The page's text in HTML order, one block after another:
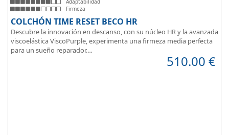
Adaptabilidad
Firmeza
COLCHÓN TIME RESET BECO HR
Descubre la innovación en descanso, con su núcleo HR y la avanzada
viscoelástica ViscoPurple, experimenta una firmeza media perfecta
para un sueño reparador.
Disfruta de su transpirabilidad y gran adaptabilidad, diseñado para
brindarte confort en cada momento. Además, es válido para camas
510.00 €